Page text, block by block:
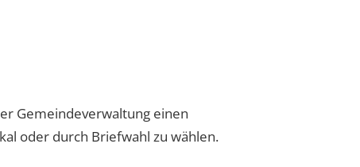
Gemeindeverwaltung einen
oder durch Briefwahl zu wählen.